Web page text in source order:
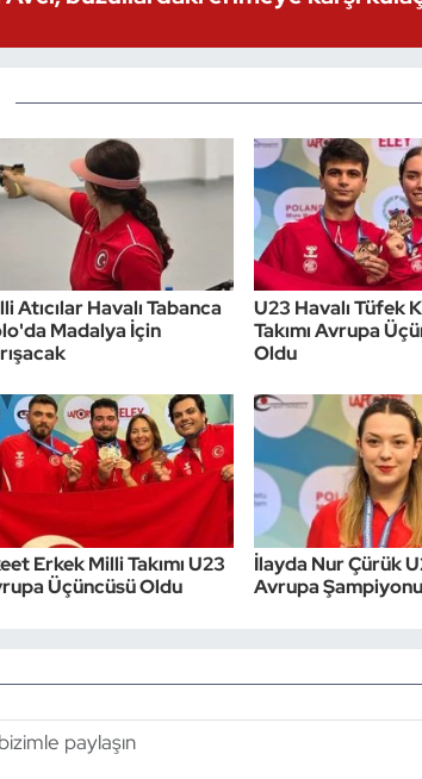
Atıcılar Havalı Tabanca
Madalya İçin
U23 Havalı Tüfek
Takımı Avrupa
Oldu
Erkek Milli Takımı U23
Üçüncüsü Oldu
İlayda Nur Çürük
Avrupa